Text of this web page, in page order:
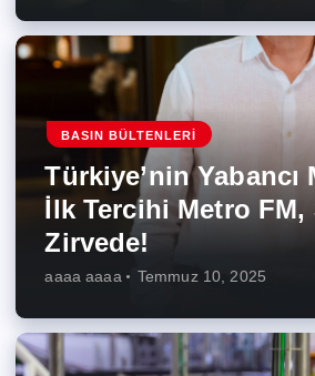
BASIN BÜLTENLERI
Türkiye’nin Yabancı
İlk Tercihi Metro FM,
Zirvede!
aaaa aaaa Temmuz 10, 2025